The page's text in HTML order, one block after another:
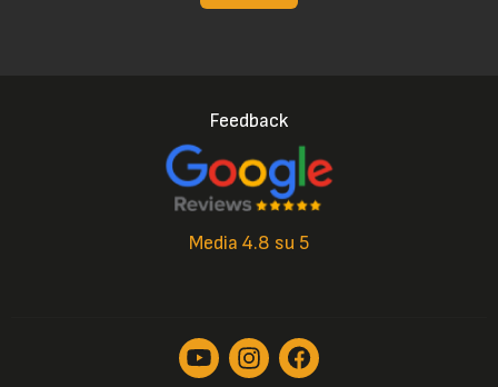
Feedback
Media 4.8 su 5